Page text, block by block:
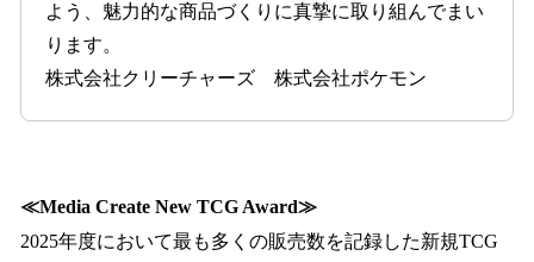
よう、魅力的な商品づくりに真摯に取り組んでまい
ります。
株式会社クリーチャーズ 株式会社ポケモン
≪Media Create New TCG Award≫
2025年度において最も多くの販売数を記録した新規TCG